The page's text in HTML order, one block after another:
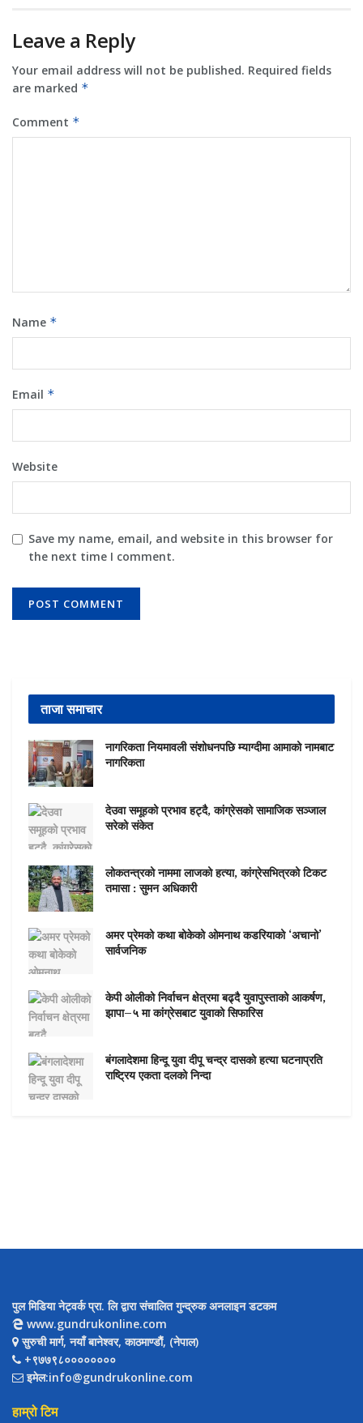
Leave a Reply
Your email address will not be published. Required fields
are marked *
Comment *
Name *
Email *
Website
Save my name, email, and website in this browser for
the next time I comment.
ताजा समाचार
नागरिकता नियमावली संशोधनपछि म्याग्दीमा आमाको नामबाट
नागरिकता
देउवा समूहको प्रभाव हट्दै, कांग्रेसको सामाजिक सञ्जाल
सरेको संकेत
लोकतन्त्रको नाममा लाजको हत्या, कांग्रेसभित्रको टिकट
तमासा : सुमन अधिकारी
अमर प्रेमको कथा बोकेको ओमनाथ कडरियाको ‘अचानो’
सार्वजनिक
केपी ओलीको निर्वाचन क्षेत्रमा बढ्दै युवापुस्ताको आकर्षण,
झापा–५ मा कांग्रेसबाट युवाको सिफारिस
बंगलादेशमा हिन्दू युवा दीपू चन्द्र दासको हत्या घटनाप्रति
राष्ट्रिय एकता दलको निन्दा
पुल मिडिया नेट्वर्क प्रा. लि द्वारा संचालित गुन्द्रुक अनलाइन डटकम
www.gundrukonline.com
सुरुची मार्ग, नयाँ बानेश्वर, काठमाण्डौैं, (नेपाल)
+९७७९८००००००००
इमेल:info@gundrukonline.com
हाम्रो टिम